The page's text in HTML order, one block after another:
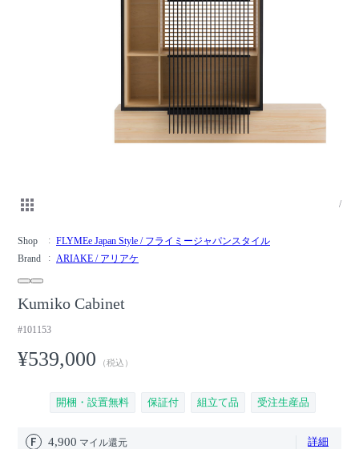
/
Shop
FLYMEe Japan Style / フライミージャパンスタイル
Brand
ARIAKE / アリアケ
Kumiko Cabinet
#101153
¥539,000 （税込）
開梱・設置無料 保証付 組立て品 受注生産品
4,900 マイル還元 詳細